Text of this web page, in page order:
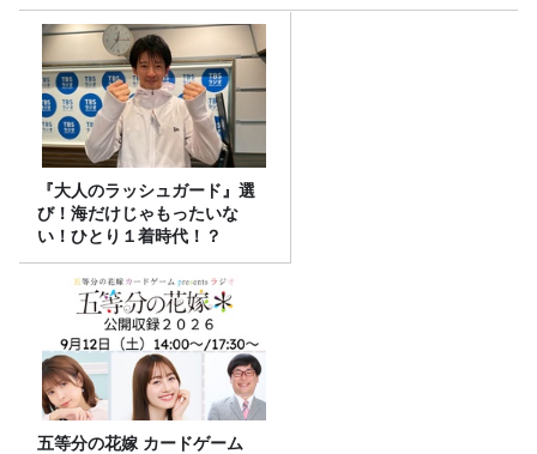
『大人のラッシュガード』選
び！海だけじゃもったいな
い！ひとり１着時代！？
五等分の花嫁 カードゲーム